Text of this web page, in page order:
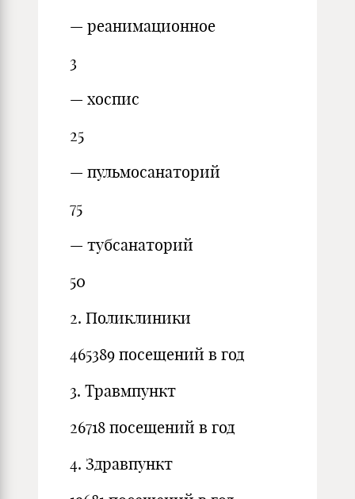
— реанимационное
3
— хоспис
25
— пульмосанаторий
75
— тубсанаторий
50
2. Поликлиники
465389 посещений в год
3. Травмпункт
26718 посещений в год
4. Здравпункт